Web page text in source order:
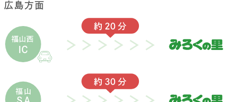
広島方面